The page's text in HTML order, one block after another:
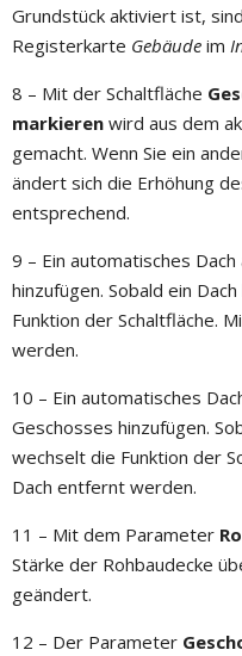
Grundstück aktiviert ist,
Registerkarte Gebäude im
8 – Mit der Schaltfläche
markieren wird aus dem
gemacht. Wenn Sie ein
ändert sich die Erhöhung
entsprechend.
9 – Ein automatisches
hinzufügen. Sobald ein
Funktion der Schaltfläche.
werden.
10 – Ein automatisches
Geschosses hinzufügen.
wechselt die Funktion der
Dach entfernt werden.
11 – Mit dem Parameter
Stärke der Rohbaudecke
geändert.
12 – Der Parameter